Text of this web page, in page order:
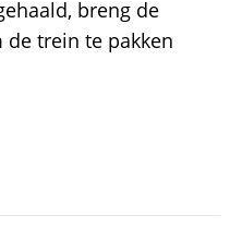
breng de
trein te pakken